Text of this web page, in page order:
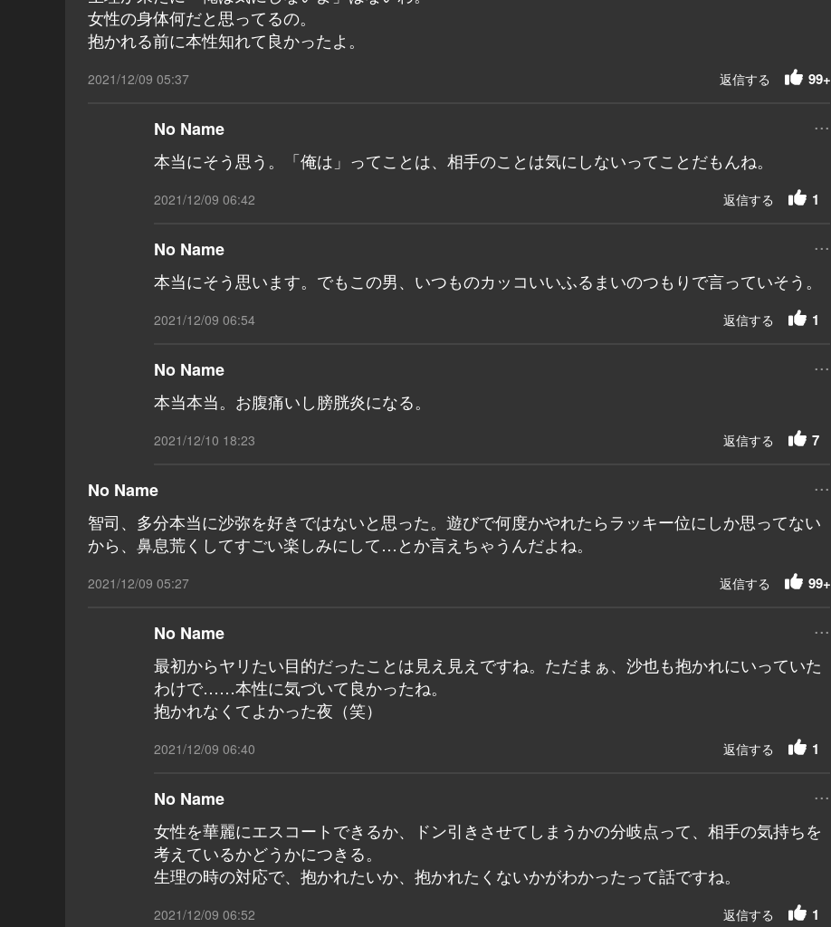
女性の身体何だと思ってるの。
抱かれる前に本性知れて良かったよ。
2021/12/09 05:37 99+
返信する
No Name ...
本当にそう思う。「俺は」ってことは、相手のことは気にしないってことだもんね。
2021/12/09 06:42 1
返信する
No Name ...
本当にそう思います。でもこの男、いつものカッコいいふるまいのつもりで言っていそう。
2021/12/09 06:54 1
返信する
No Name ...
本当本当。お腹痛いし膀胱炎になる。
2021/12/10 18:23 7
返信する
No Name ...
智司、多分本当に沙弥を好きではないと思った。遊びで何度かやれたらラッキー位にしか思ってない
から、鼻息荒くしてすごい楽しみにして…とか言えちゃうんだよね。
2021/12/09 05:27 99+
返信する
No Name ...
最初からヤリたい目的だったことは見え見えですね。ただまぁ、沙也も抱かれにいっていた
わけで……本性に気づいて良かったね。
抱かれなくてよかった夜（笑）
2021/12/09 06:40 1
返信する
No Name ...
女性を華麗にエスコートできるか、ドン引きさせてしまうかの分岐点って、相手の気持ちを
考えているかどうかにつきる。
生理の時の対応で、抱かれたいか、抱かれたくないかがわかったって話ですね。
2021/12/09 06:52 1
返信する